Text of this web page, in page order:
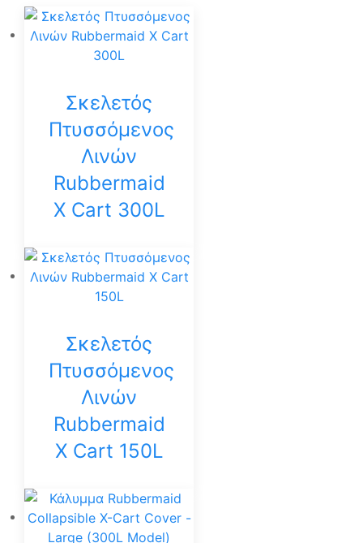
Σκελετός
Πτυσσόμενος
Λινών
Rubbermaid
X Cart 300L
Σκελετός
Πτυσσόμενος
Λινών
Rubbermaid
X Cart 150L